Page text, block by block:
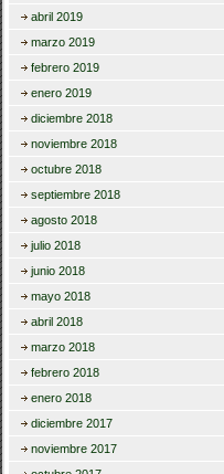
abril 2019
marzo 2019
febrero 2019
enero 2019
diciembre 2018
noviembre 2018
octubre 2018
septiembre 2018
agosto 2018
julio 2018
junio 2018
mayo 2018
abril 2018
marzo 2018
febrero 2018
enero 2018
diciembre 2017
noviembre 2017